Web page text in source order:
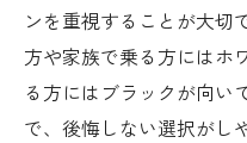
ンを重視することが大切
方や家族で乗る方にはホ
る方にはブラックが向い
で、後悔しない選択がし